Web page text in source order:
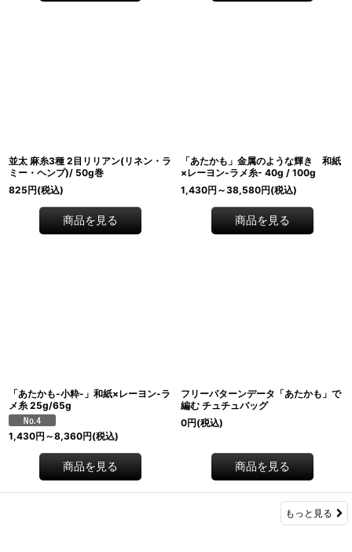
並太 麻糸3種 2目リリアン(リネン・ラ
ミー・ヘンプ)/ 50g巻
825円(税込)
商品を見る
「あたかも」金属のような輝き 和紙
×レーヨン-ラメ糸- 40g / 100g
1,430円 ～38,580円(税込)
商品を見る
「あたかも-小粋-」和紙×レーヨン-ラ
メ糸 25g/65g
1,430円 ～8,360円(税込)
商品を見る
フリーパターンデータ「あたかも」で
編む チュチュバッグ
0円(税込)
商品を見る
もっと見る